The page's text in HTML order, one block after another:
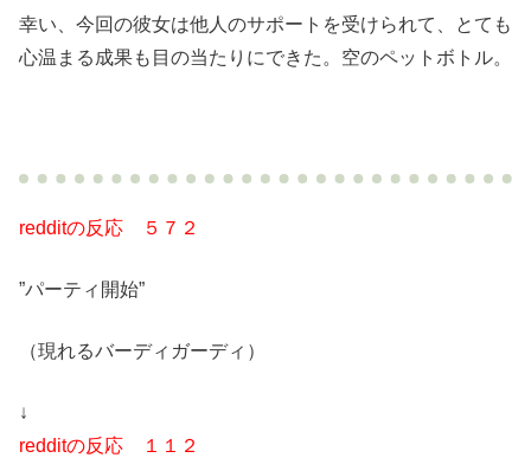
幸い、今回の彼女は他人のサポートを受けられて、とても
心温まる成果も目の当たりにできた。空のペットボトル。
redditの反応 ５７２
”パーティ開始”
（現れるバーディガーディ）
↓
redditの反応 １１２